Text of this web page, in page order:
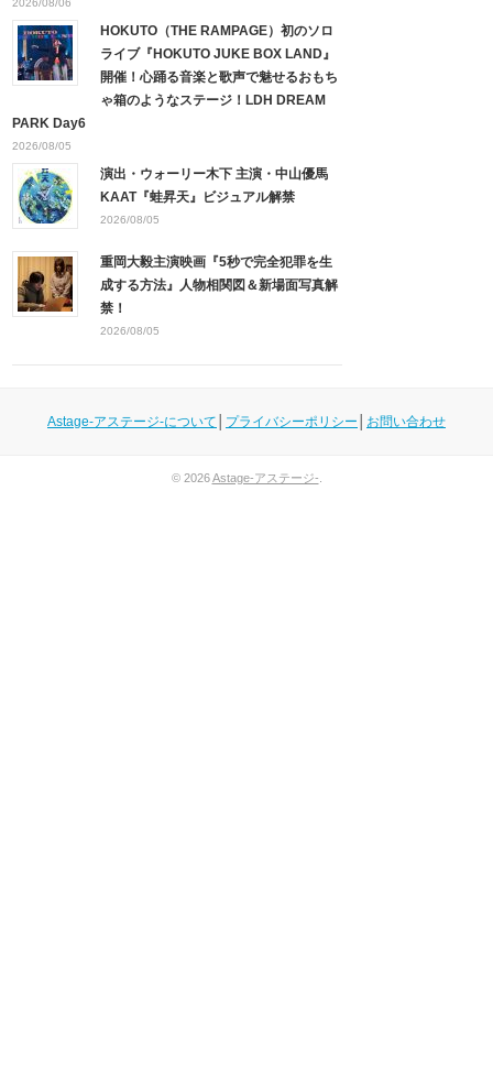
2026/08/06
HOKUTO（THE RAMPAGE）初のソロ
ライブ『HOKUTO JUKE BOX LAND』
開催！心踊る音楽と歌声で魅せるおもち
ゃ箱のようなステージ！LDH DREAM
PARK Day6
2026/08/05
演出・ウォーリー木下 主演・中山優馬
KAAT『蛙昇天』ビジュアル解禁
2026/08/05
重岡大毅主演映画『5秒で完全犯罪を生
成する方法』人物相関図＆新場面写真解
禁！
2026/08/05
Astage-アステージ-について プライバシーポリシー お問い合わせ
© 2026Astage-アステージ-